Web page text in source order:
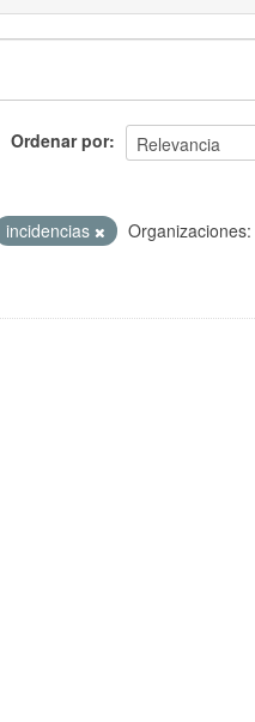
Ordenar por
incidencias
Organizaciones: